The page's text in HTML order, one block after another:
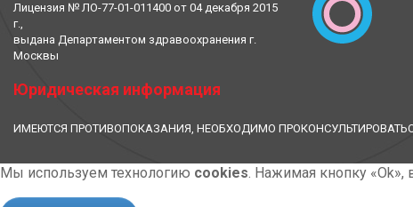
Лицензия № ЛО-77-01-011400 от 04 декабря 2015
г.,
выдана Департаментом здравоохранения г.
Москвы
Юридическая информация
ИМЕЮТСЯ ПРОТИВОПОКАЗАНИЯ, НЕОБХОДИМО
Мы используем технологию cookies. Нажимая кнопку